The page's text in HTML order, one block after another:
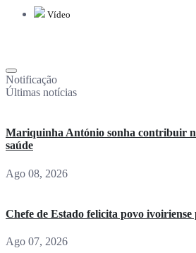
Vídeo
Notificação
Últimas notícias
Mariquinha António sonha contribuir
saúde
Ago 08, 2026
Chefe de Estado felicita povo ivoiriense
Ago 07, 2026